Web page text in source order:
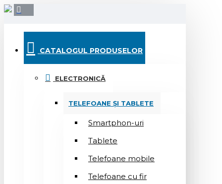
CATALOGUL PRODUSELOR
ELECTRONICĂ
TELEFOANE ȘI TABLETE
Smartphon-uri
Tablete
Telefoane mobile
Telefoane cu fir